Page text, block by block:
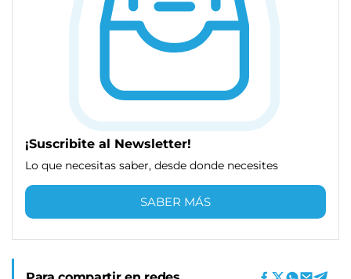
¡Suscribite al Newsletter!
Lo que necesitas saber, desde donde necesites
SABER MÁS